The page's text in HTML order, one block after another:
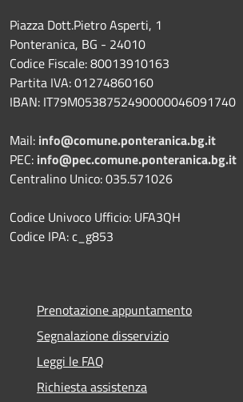
Piazza Dott.Pietro Asperti, 1
Ponteranica, BG - 24010
Codice Fiscale: 80013910163
Partita IVA: 01274860160
IBAN: IT79M0538752490000046091740
Mail: info@comune.ponteranica.bg.it
PEC: info@pec.comune.ponteranica.bg.it
Centralino Unico: 035.571026
Codice Univoco Ufficio: UFA3QH
Codice IPA: c_g853
Prenotazione appuntamento
Segnalazione disservizio
Leggi le FAQ
Richiesta assistenza